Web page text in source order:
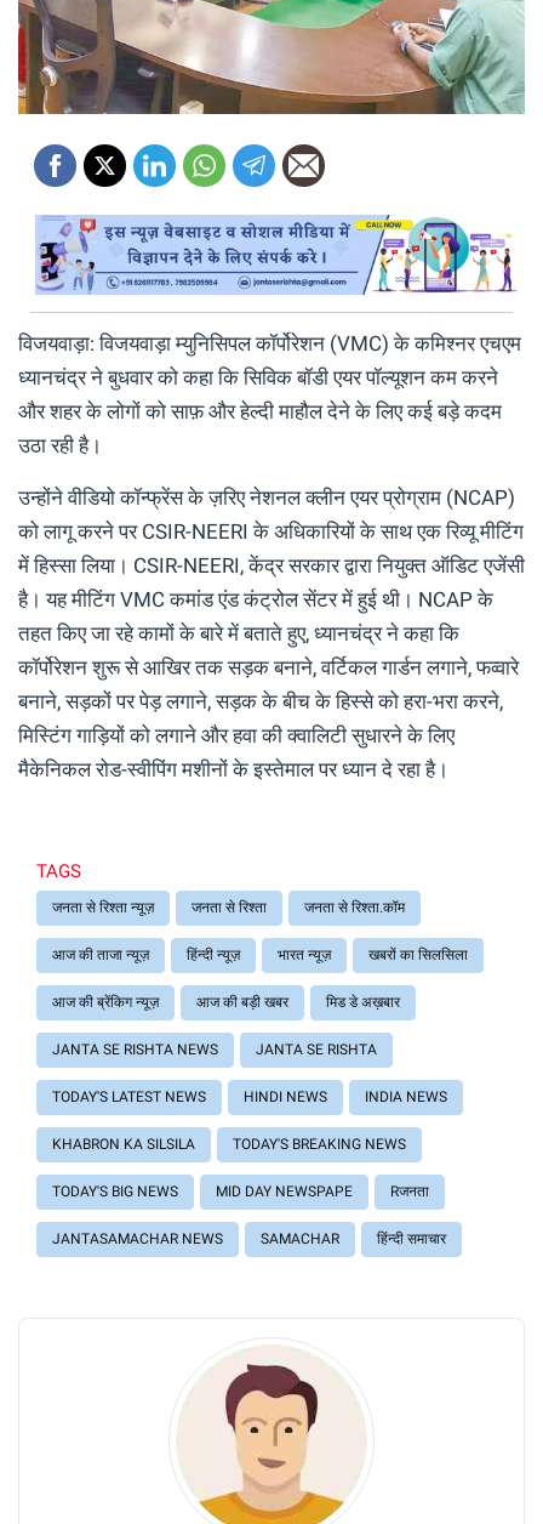
विजयवाड़ा: विजयवाड़ा म्युनिसिपल कॉर्पोरेशन (VMC) के कमिश्नर एचएम
ध्यानचंद्र ने बुधवार को कहा कि सिविक बॉडी एयर पॉल्यूशन कम करने
और शहर के लोगों को साफ़ और हेल्दी माहौल देने के लिए कई बड़े कदम
उठा रही है।
उन्होंने वीडियो कॉन्फ्रेंस के ज़रिए नेशनल क्लीन एयर प्रोग्राम (NCAP)
को लागू करने पर CSIR-NEERI के अधिकारियों के साथ एक रिव्यू मीटिंग
में हिस्सा लिया। CSIR-NEERI, केंद्र सरकार द्वारा नियुक्त ऑडिट एजेंसी
है। यह मीटिंग VMC कमांड एंड कंट्रोल सेंटर में हुई थी। NCAP के
तहत किए जा रहे कामों के बारे में बताते हुए, ध्यानचंद्र ने कहा कि
कॉर्पोरेशन शुरू से आखिर तक सड़क बनाने, वर्टिकल गार्डन लगाने, फव्वारे
बनाने, सड़कों पर पेड़ लगाने, सड़क के बीच के हिस्से को हरा-भरा करने,
मिस्टिंग गाड़ियों को लगाने और हवा की क्वालिटी सुधारने के लिए
मैकेनिकल रोड-स्वीपिंग मशीनों के इस्तेमाल पर ध्यान दे रहा है।
TAGS
जनता से रिश्ता न्यूज़ जनता से रिश्ता जनता से रिश्ता.कॉम
आज की ताजा न्यूज़ हिंन्दी न्यूज़ भारत न्यूज़ खबरों का सिलसिला
आज की ब्रेंकिग न्यूज़ आज की बड़ी खबर मिड डे अख़बार
JANTA SE RISHTA NEWS JANTA SE RISHTA
TODAY'S LATEST NEWS HINDI NEWS INDIA NEWS
KHABRON KA SILSILA TODAY'S BREAKING NEWS
TODAY'S BIG NEWS MID DAY NEWSPAPE Rजनता
JANTASAMACHAR NEWS SAMACHAR हिंन्दी समाचार